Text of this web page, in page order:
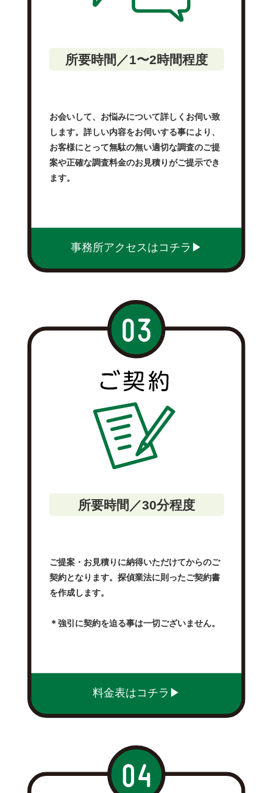
所要時間／1〜2時間程度
お会いして、お悩みについて詳しくお伺い致
します。詳しい内容をお伺いする事により、
お客様にとって無駄の無い適切な調査のご提
案や正確な調査料金のお見積りがご提示でき
ます。
事務所アクセスはコチラ▶︎
所要時間／30分程度
ご提案・お見積りに納得いただけてからのご
契約となります。探偵業法に則ったご契約書
を作成します。
＊強引に契約を迫る事は一切ございません。
料金表はコチラ▶︎